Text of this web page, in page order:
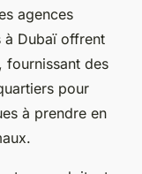
agences
à Dubaï offrent
fournissant des
pour
à prendre en